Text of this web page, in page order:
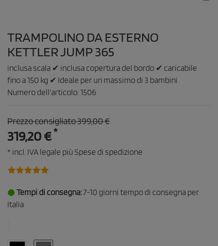
TRAMPOLINO DA ESTERNO
KETTLER JUMP 365
inclusa scala ✔ inclusa copertura del bordo ✔ caricabile
fino a 150 kg ✔ Ideale per un massimo di 3 bambini
Numero dell'articolo: 1506
Prezzo consigliato 399,00 €
319,20 €*
* incl. IVA legale più Spese di spedizione
Tempi di consegna:7-10 giorni tempo di consegna per
Italia
: